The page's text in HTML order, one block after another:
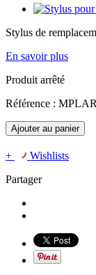
Stylus de
En savoir plus
Produit arrêté
Référence :
Ajouter au panier
+
Wishlists
Partager